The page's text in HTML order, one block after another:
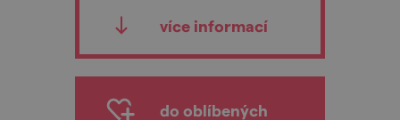
více informací
do oblíbených